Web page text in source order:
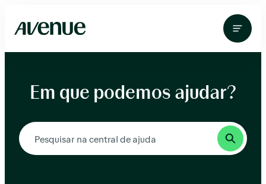
para
conteúdo
Em que podemos ajudar?